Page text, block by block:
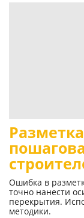
Ошибка в
точно нанести
перекрытия.
методики.